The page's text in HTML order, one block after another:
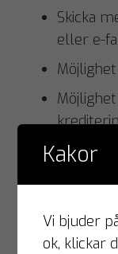
Skicka
eller e-
Daglig
Kakor
Vi bjuder
ok, klickar